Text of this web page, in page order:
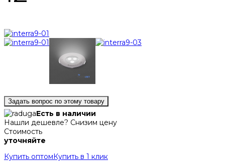
Задать вопрос по этому товару
Есть в наличии
Нашли дешевле? Снизим цену
Стоимость
уточняйте
Купить оптом Купить в 1 клик